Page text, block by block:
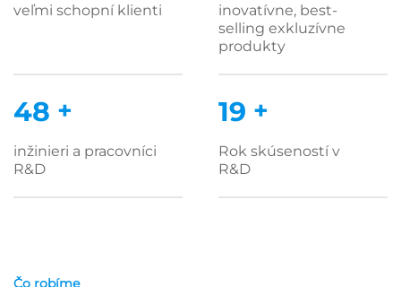
veľmi schopní klienti
inovatívne, best-
selling exkluzívne
produkty
50 +
inžinieri a pracovníci
R&D
20 +
Rok skúseností v
R&D
Čo robíme